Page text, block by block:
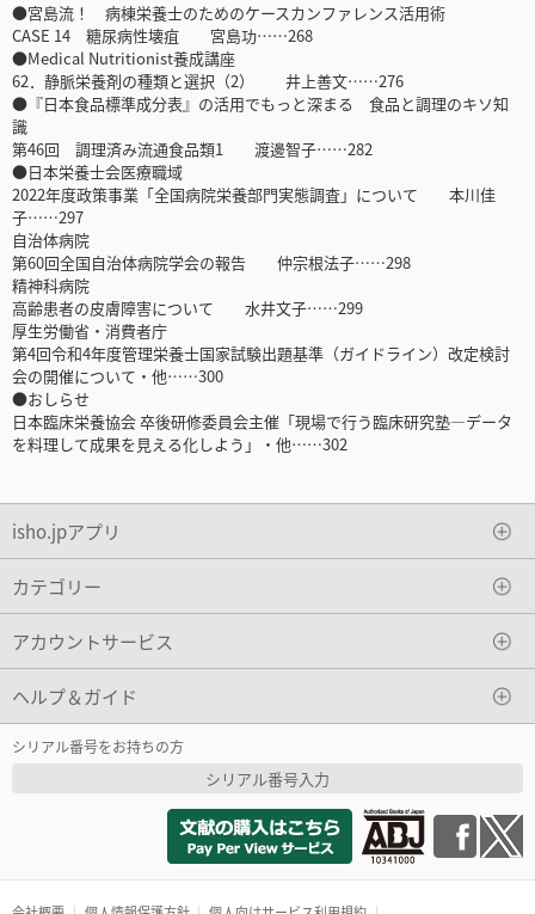
●宮島流！ 病棟栄養士のためのケースカンファレンス活用術
CASE 14 糖尿病性壊疽 宮島功……268
●Medical Nutritionist養成講座
62．静脈栄養剤の種類と選択（2） 井上善文……276
●『日本食品標準成分表』の活用でもっと深まる 食品と調理のキソ知
識
第46回 調理済み流通食品類1 渡邊智子……282
●日本栄養士会医療職域
2022年度政策事業「全国病院栄養部門実態調査」について 本川佳
子……297
自治体病院
第60回全国自治体病院学会の報告 仲宗根法子……298
精神科病院
高齢患者の皮膚障害について 水井文子……299
厚生労働省・消費者庁
第4回令和4年度管理栄養士国家試験出題基準（ガイドライン）改定検討
会の開催について・他……300
●おしらせ
日本臨床栄養協会 卒後研修委員会主催「現場で行う臨床研究塾―データ
を料理して成果を見える化しよう」・他……302
isho.jpアプリ
カテゴリー
アカウントサービス
ヘルプ＆ガイド
シリアル番号をお持ちの方
シリアル番号入力